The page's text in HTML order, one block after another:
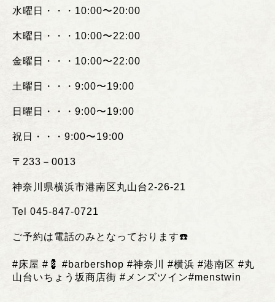
水曜日・・・ 10:00〜20:00
木曜日・・・ 10:00〜22:00
金曜日・・・ 10:00〜22:00
土曜日・・・ 9:00〜19:00
日曜日・・・ 9:00〜19:00
祝日・・・ 9:00〜19:00
〒 233 － 0013
神奈川県横浜市港南区丸山台 2-26-21
Tel 045-847-0721
ご予約は電話のみとなっております☎️
#床屋 #💈 #barbershop #神奈川 #横浜 #港南区 #丸
山台いちょう坂商店街 # メンズツイン#menstwin